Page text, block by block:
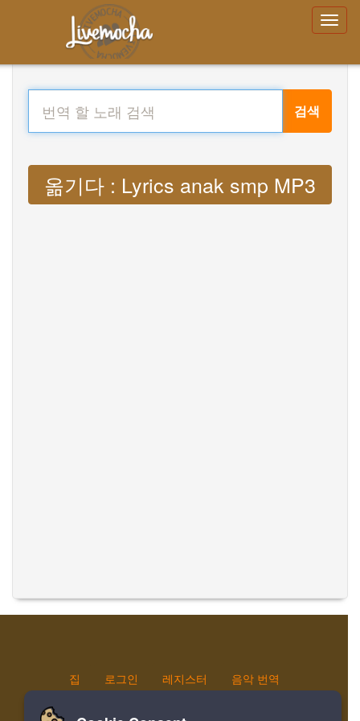
검색
옮기다 : Lyrics anak smp MP3
집 로그인 레지스터 음악 번역
Facebook